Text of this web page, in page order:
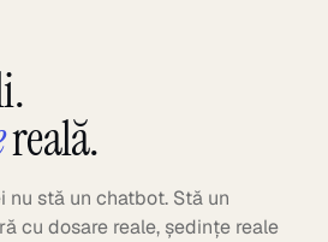
reală.
nu stă un chatbot. Stă un
cu dosare reale, ședințe reale